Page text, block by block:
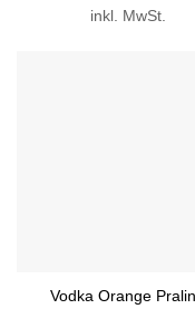
Produkt
werden
inkl. MwSt.
Vodka Orange